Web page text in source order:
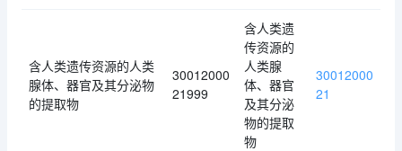
含人类遗传资源的人类
腺体、器官及其分泌物
的提取物
30012000
21999
含人类遗
传资源的
人类腺
体、器官
及其分泌
物的提取
物
30012000
21